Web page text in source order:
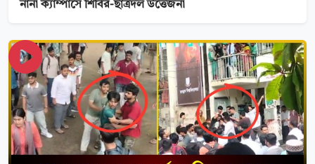
নানা ক্যাম্পাসে শিবির-ছাত্রদল উত্তেজনা